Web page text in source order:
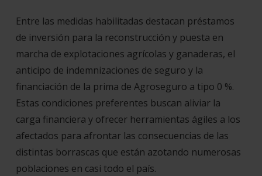
Entre las medidas habilitadas destacan préstamos
de inversión para la reconstrucción y puesta en
marcha de explotaciones agrícolas y ganaderas, el
anticipo de indemnizaciones de seguro y la
financiación de la prima de Agroseguro a tipo 0 %.
Estas condiciones preferentes buscan aliviar la
carga financiera y ofrecer herramientas ágiles a los
afectados para afrontar las consecuencias de las
distintas borrascas que están azotando numerosas
poblaciones en casi todo el país.